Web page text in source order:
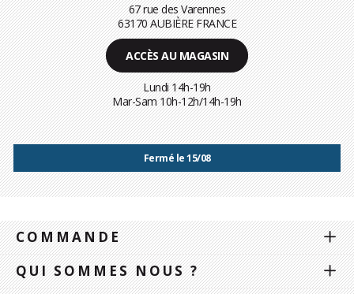
67 rue des Varennes
63170 AUBIÈRE FRANCE
ACCÈS AU MAGASIN
Lundi 14h-19h
Mar-Sam 10h-12h/14h-19h
Fermé le 15/08
COMMANDE
QUI SOMMES NOUS ?